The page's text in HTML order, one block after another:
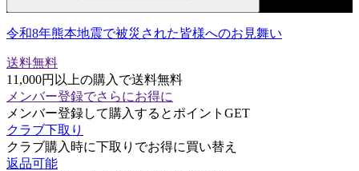
令和8年熊本地震で被災された皆様へのお見舞い
送料無料
11,000円以上の購入で送料無料
メンバー登録でさらにお得に
メンバー登録して購入するとポイントGET
クラブ下取り
クラブ購入時に下取りでお得に買い替え
返品可能